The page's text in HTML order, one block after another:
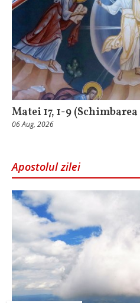
Matei 17, 1-9
06 Aug, 2026
Apostolul zilei